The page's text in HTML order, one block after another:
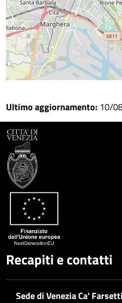
Ultimo aggiornamento: 10/
Recapiti e contatti
Sede di Venezia Ca' Farsetti